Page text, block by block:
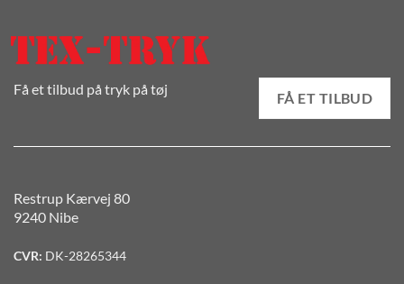
Få et tilbud på tryk på tøj
FÅ ET TILBUD
Restrup Kærvej 80
9240 Nibe
CVR: DK-28265344